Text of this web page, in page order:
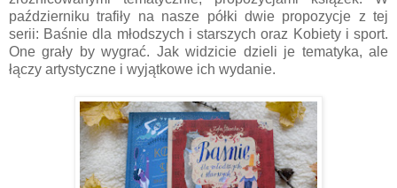
październiku trafiły na nasze półki dwie propozycje z tej
serii: Baśnie dla młodszych i starszych oraz Kobiety i sport.
One grały by wygrać. Jak widzicie dzieli je tematyka, ale
łączy artystyczne i wyjątkowe ich wydanie.